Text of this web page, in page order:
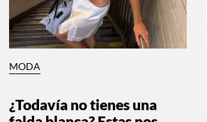
MODA
¿Todavía no tienes una